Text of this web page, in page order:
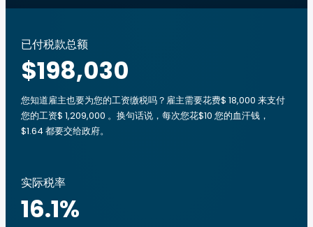
已付税款总额
$198,030
您知道雇主也要为您的工资缴税吗？雇主需要花费$ 18,000 来支付
您的工资$ 1,209,000 。换句话说，每次您花$10 您的血汗钱，
$1.64 都要交给政府。
实际税率
16.1%